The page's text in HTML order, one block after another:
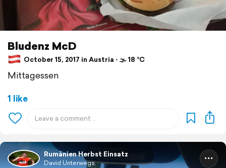
Bludenz McD
October 15, 2017 in Austria ⋅ 🌫 18 °C
Mittagessen
1 like
Rumänien Herbst Einsatz
David Unterwegs